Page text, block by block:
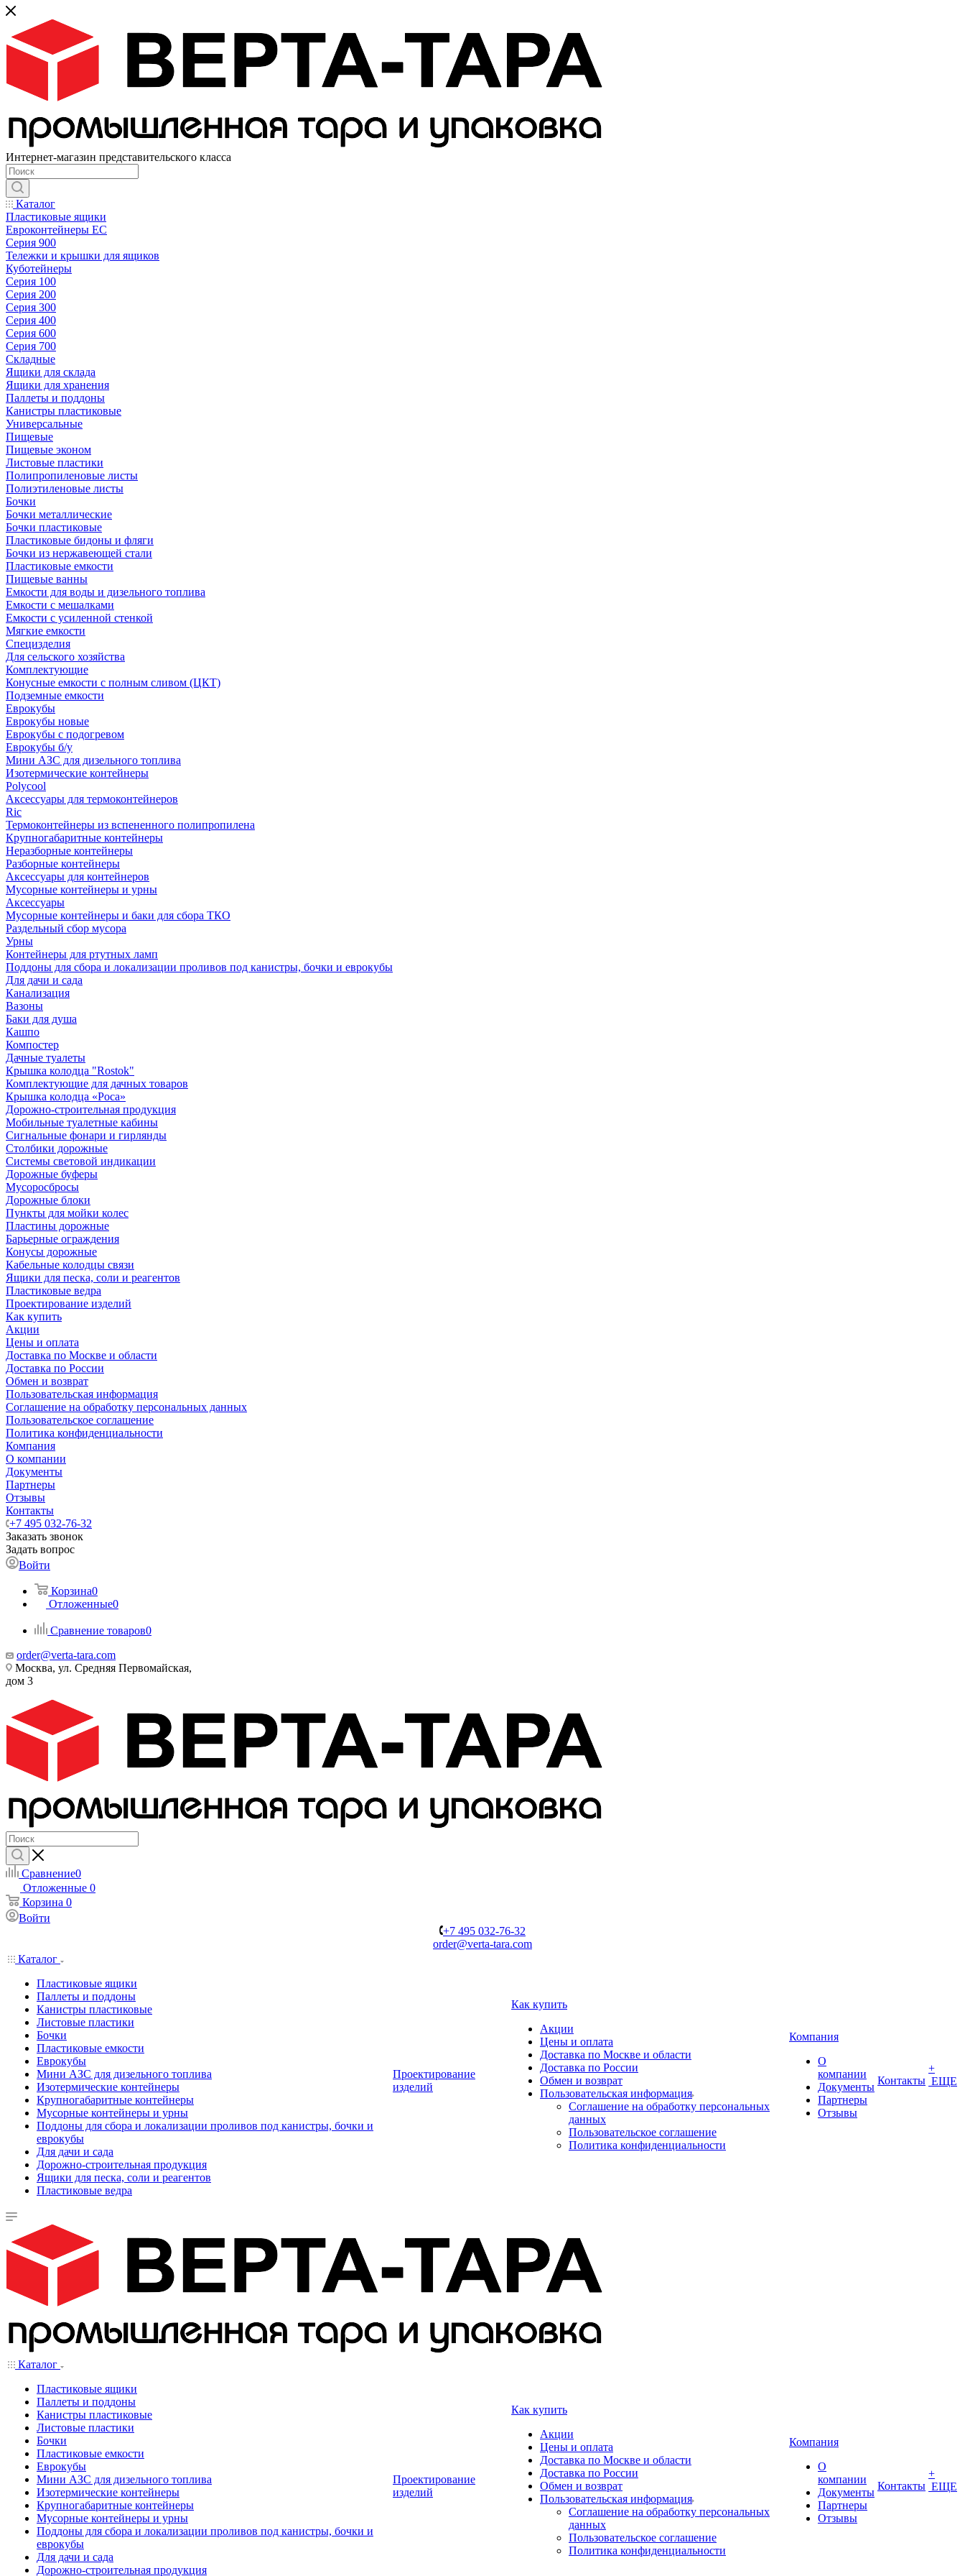
Интернет-магазин представительского класса
Каталог
Пластиковые ящики
Евроконтейнеры ЕС
Серия 900
Тележки и крышки для ящиков
Куботейнеры
Серия 100
Серия 200
Серия 300
Серия 400
Серия 600
Серия 700
Складные
Ящики для склада
Ящики для хранения
Паллеты и поддоны
Канистры пластиковые
Универсальные
Пищевые
Пищевые эконом
Листовые пластики
Полипропиленовые листы
Полиэтиленовые листы
Бочки
Бочки металлические
Бочки пластиковые
Пластиковые бидоны и фляги
Бочки из нержавеющей стали
Пластиковые емкости
Пищевые ванны
Емкости для воды и дизельного топлива
Емкости с мешалками
Емкости с усиленной стенкой
Мягкие емкости
Специзделия
Для сельского хозяйства
Комплектующие
Конусные емкости с полным сливом (ЦКТ)
Подземные емкости
Еврокубы
Еврокубы новые
Еврокубы с подогревом
Еврокубы б/у
Мини АЗС для дизельного топлива
Изотермические контейнеры
Polycool
Аксессуары для термоконтейнеров
Ric
Термоконтейнеры из вспененного полипропилена
Крупногабаритные контейнеры
Неразборные контейнеры
Разборные контейнеры
Аксессуары для контейнеров
Мусорные контейнеры и урны
Аксессуары
Мусорные контейнеры и баки для сбора ТКО
Раздельный сбор мусора
Урны
Контейнеры для ртутных ламп
Поддоны для сбора и локализации проливов под канистры, бочки и еврокубы
Для дачи и сада
Канализация
Вазоны
Баки для душа
Кашпо
Компостер
Дачные туалеты
Крышка колодца "Rostok"
Комплектующие для дачных товаров
Крышка колодца «Роса»
Дорожно-строительная продукция
Мобильные туалетные кабины
Сигнальные фонари и гирлянды
Столбики дорожные
Системы световой индикации
Дорожные буферы
Мусоросбросы
Дорожные блоки
Пункты для мойки колес
Пластины дорожные
Барьерные ограждения
Конусы дорожные
Кабельные колодцы связи
Ящики для песка, соли и реагентов
Пластиковые ведра
Проектирование изделий
Как купить
Акции
Цены и оплата
Доставка по Москве и области
Доставка по России
Обмен и возврат
Пользовательская информация
Соглашение на обработку персональных данных
Пользовательское соглашение
Политика конфиденциальности
Компания
О компании
Документы
Партнеры
Отзывы
Контакты
+7 495 032-76-32
Заказать звонок
Задать вопрос
Войти
Корзина0
Отложенные0
Сравнение товаров0
order@verta-tara.com
Москва, ул. Средняя Первомайская,
дом 3
Сравнение0
Отложенные 0
Корзина 0
Войти
+7 495 032-76-32
order@verta-tara.com
Каталог
Пластиковые ящики
Паллеты и поддоны
Канистры пластиковые
Листовые пластики
Бочки
Пластиковые емкости
Еврокубы
Мини АЗС для дизельного топлива
Изотермические контейнеры
Крупногабаритные контейнеры
Мусорные контейнеры и урны
Поддоны для сбора и локализации проливов под канистры, бочки и
еврокубы
Для дачи и сада
Дорожно-строительная продукция
Ящики для песка, соли и реагентов
Пластиковые ведра
Проектирование
изделий
Как купить
Акции
Цены и оплата
Доставка по Москве и области
Доставка по России
Обмен и возврат
Пользовательская информация
Соглашение на обработку персональных
данных
Пользовательское соглашение
Политика конфиденциальности
Компания
О
компании
Документы
Партнеры
Отзывы
Контакты
+
ЕЩЕ
Каталог
Пластиковые ящики
Паллеты и поддоны
Канистры пластиковые
Листовые пластики
Бочки
Пластиковые емкости
Еврокубы
Мини АЗС для дизельного топлива
Изотермические контейнеры
Крупногабаритные контейнеры
Мусорные контейнеры и урны
Поддоны для сбора и локализации проливов под канистры, бочки и
еврокубы
Для дачи и сада
Дорожно-строительная продукция
Проектирование
изделий
Как купить
Акции
Цены и оплата
Доставка по Москве и области
Доставка по России
Обмен и возврат
Пользовательская информация
Соглашение на обработку персональных
данных
Пользовательское соглашение
Политика конфиденциальности
Компания
О
компании
Документы
Партнеры
Отзывы
Контакты
+
ЕЩЕ